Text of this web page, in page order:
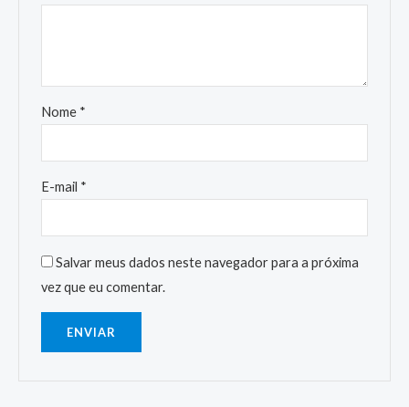
Nome *
E-mail *
Salvar meus dados neste navegador para a próxima
vez que eu comentar.